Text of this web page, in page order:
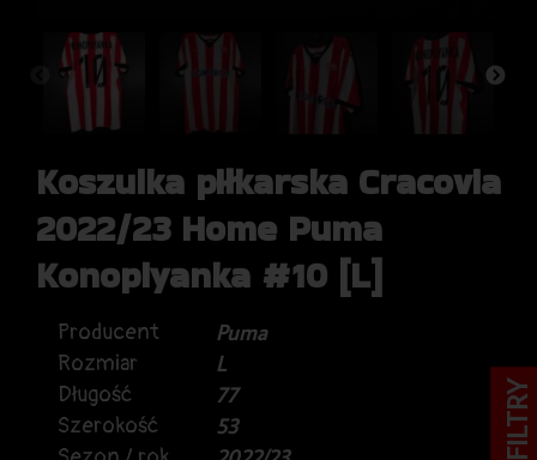
Koszulka piłkarska Cracovia
2022/23 Home Puma
Konoplyanka #10 [L]
Producent
Puma
Rozmiar
L
Długość
77
Szerokość
53
FILTRY